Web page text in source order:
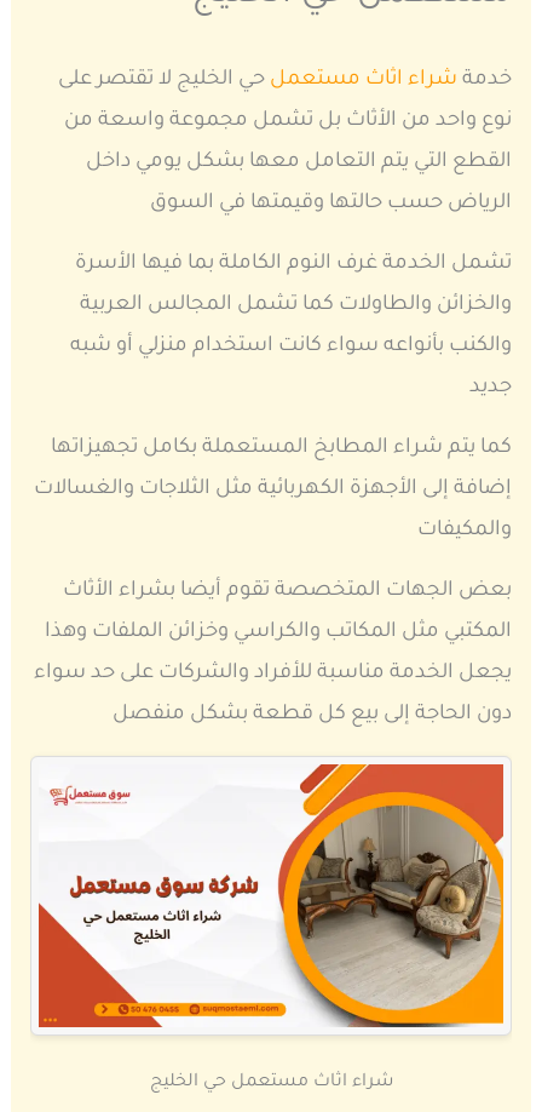
خدمةشراء اثاث مستعمل حي الخليج لا تقتصر على
نوع واحد من الأثاث بل تشمل مجموعة واسعة من
القطع التي يتم التعامل معها بشكل يومي داخل
الرياض حسب حالتها وقيمتها في السوق
تشمل الخدمة غرف النوم الكاملة بما فيها الأسرة
والخزائن والطاولات كما تشمل المجالس العربية
والكنب بأنواعه سواء كانت استخدام منزلي أو شبه
جديد
كما يتم شراء المطابخ المستعملة بكامل تجهيزاتها
إضافة إلى الأجهزة الكهربائية مثل الثلاجات والغسالات
والمكيفات
بعض الجهات المتخصصة تقوم أيضا بشراء الأثاث
المكتبي مثل المكاتب والكراسي وخزائن الملفات وهذا
يجعل الخدمة مناسبة للأفراد والشركات على حد سواء
دون الحاجة إلى بيع كل قطعة بشكل منفصل
شراء اثاث مستعمل حي الخليج